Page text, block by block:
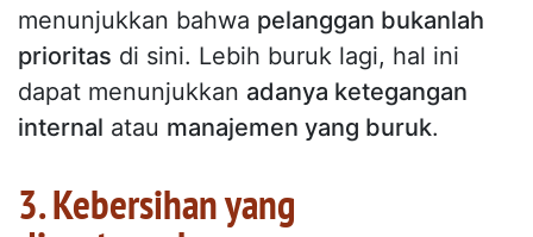
menunjukkan bahwa pelanggan bukanlah
prioritas di sini. Lebih buruk lagi, hal ini
dapat menunjukkan adanya ketegangan
internal atau manajemen yang buruk.
3. Kebersihan yang